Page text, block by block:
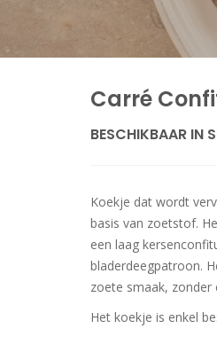
Carré
BESCHIKBAAR IN
Koekje dat wordt
basis van zoetstof.
een laag
bladerdeegpatroon.
zoete smaak, zonder
Het koekje is enkel